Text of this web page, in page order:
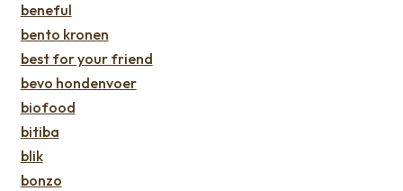
beneful
bento kronen
best for your friend
bevo hondenvoer
biofood
bitiba
blik
bonzo